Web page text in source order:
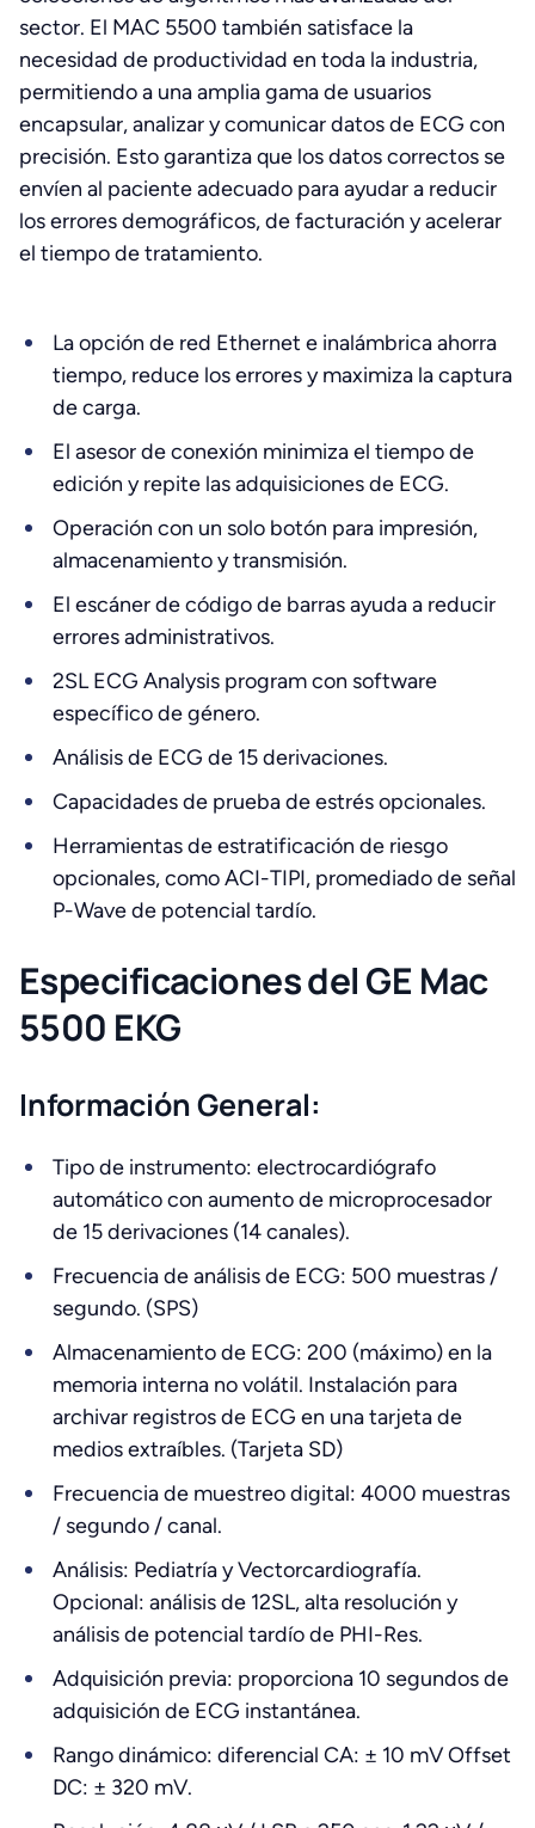
sector. El MAC 5500 también satisface la
necesidad de productividad en toda la industria,
permitiendo a una amplia gama de usuarios
encapsular, analizar y comunicar datos de ECG con
precisión. Esto garantiza que los datos correctos se
envíen al paciente adecuado para ayudar a reducir
los errores demográficos, de facturación y acelerar
el tiempo de tratamiento.
La opción de red Ethernet e inalámbrica ahorra
tiempo, reduce los errores y maximiza la captura
de carga.
El asesor de conexión minimiza el tiempo de
edición y repite las adquisiciones de ECG.
Operación con un solo botón para impresión,
almacenamiento y transmisión.
El escáner de código de barras ayuda a reducir
errores administrativos.
2SL ECG Analysis program con software
específico de género.
Análisis de ECG de 15 derivaciones.
Capacidades de prueba de estrés opcionales.
Herramientas de estratificación de riesgo
opcionales, como ACI-TIPI, promediado de señal
P-Wave de potencial tardío.
Especificaciones delGE Mac
5500 EKG
Información General:
Tipo de instrumento: electrocardiógrafo
automático con aumento de microprocesador
de 15 derivaciones (14 canales).
Frecuencia de análisis de ECG: 500 muestras /
segundo. (SPS)
Almacenamiento de ECG: 200 (máximo) en la
memoria interna no volátil. Instalación para
archivar registros de ECG en una tarjeta de
medios extraíbles. (Tarjeta SD)
Frecuencia de muestreo digital: 4000 muestras
/ segundo / canal.
Análisis: Pediatría y Vectorcardiografía.
Opcional: análisis de 12SL, alta resolución y
análisis de potencial tardío de PHI-Res.
Adquisición previa: proporciona 10 segundos de
adquisición de ECG instantánea.
Rango dinámico: diferencial CA: ± 10 mV Offset
DC: ± 320 mV.